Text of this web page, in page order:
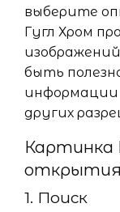
выберите
Гугл Хром
быть
информации
других
Картинка
открытия
1. Поиск